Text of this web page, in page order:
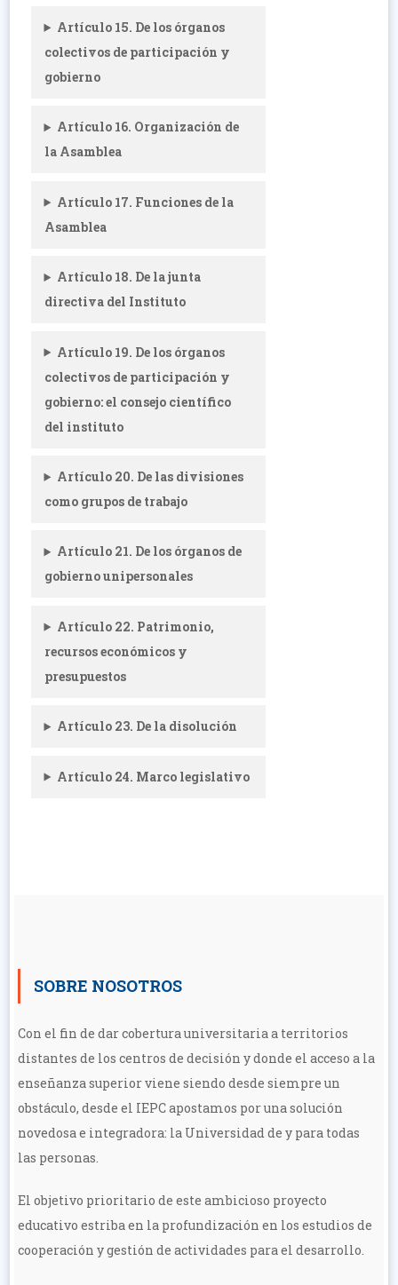
Artículo 15. De los órganos
colectivos de participación y
gobierno
Artículo 16. Organización de
la Asamblea
Artículo 17. Funciones de la
Asamblea
Artículo 18. De la junta
directiva del Instituto
Artículo 19. De los órganos
colectivos de participación y
gobierno: el consejo científico
del instituto
Artículo 20. De las divisiones
como grupos de trabajo
Artículo 21. De los órganos de
gobierno unipersonales
Artículo 22. Patrimonio,
recursos económicos y
presupuestos
Artículo 23. De la disolución
Artículo 24. Marco legislativo
SOBRE NOSOTROS
Con el fin de dar cobertura universitaria a territorios
distantes de los centros de decisión y donde el acceso a la
enseñanza superior viene siendo desde siempre un
obstáculo, desde el IEPC apostamos por una solución
novedosa e integradora: la Universidad de y para todas
las personas.
El objetivo prioritario de este ambicioso proyecto
educativo estriba en la profundización en los estudios de
cooperación y gestión de actividades para el desarrollo.